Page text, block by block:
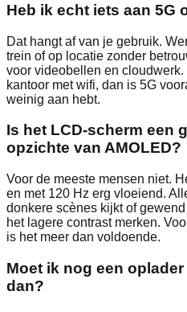
Heb ik echt iets aan 5G
Dat hangt af van je gebruik.
trein of op locatie zonder
voor videobellen en
kantoor met wifi, dan is 5G
weinig aan hebt.
Is het LCD‑scherm een
opzichte van AMOLED?
Voor de meeste mensen niet.
en met 120 Hz erg vloeiend.
donkere scènes kijkt of
het lagere contrast merken.
is het meer dan voldoende.
Moet ik nog een
dan?